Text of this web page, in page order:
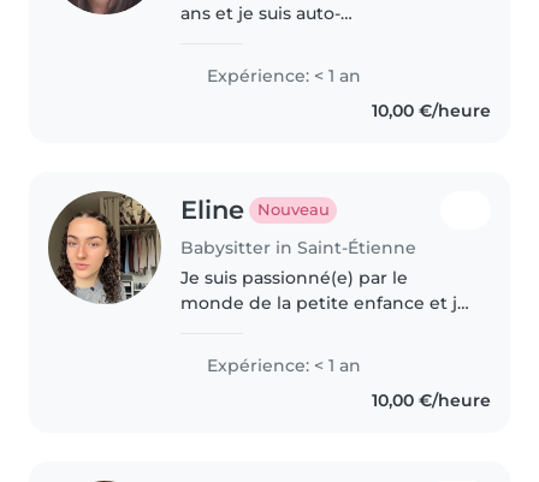
ans et je suis auto-
des services à la personne. Je
propose des services de garde
d'enfants à domicile, que ce soit..
Expérience: < 1 an
10,00 €/heure
Eline Nouveau
Babysitter in Saint-Étienne
Je suis passionné(e) par le
monde de la petite enfance et je
accompagner vos enfants.
Dynamique et patiente, je
Expérience: < 1 an
10,00 €/heure